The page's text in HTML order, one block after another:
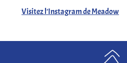
Visitez l'Instagram de Meadow